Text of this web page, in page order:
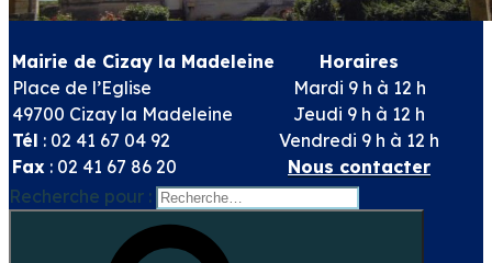
Mairie de Cizay la Madeleine
Place de l’Eglise
49700 Cizay la Madeleine
Tél : 02 41 67 04 92
Fax : 02 41 67 86 20
Horaires
Mardi 9 h à 12 h
Jeudi 9 h à 12 h
Vendredi 9 h à 12 h
Nous contacter
Recherche pour :